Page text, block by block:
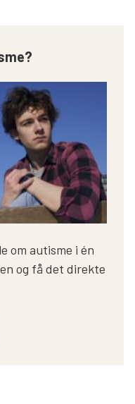
om autisme i én
og få det direkte